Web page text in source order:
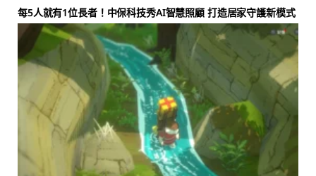
每5人就有1位長者！中保科技秀AI智慧照顧 打造居家守護新模式